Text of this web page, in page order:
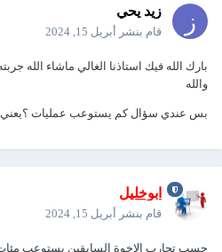
زيد يحي
قام بنشر أبريل 15, 2024
بارك الله فيك استاذنا الغالي ماشاء الله
والله
بس عندي سؤال كم يستوعب عمليات ؟يعني
ابوخليل
قام بنشر أبريل 15, 2024
حسب تجارب الاخوة السابقين يستوعب مئات